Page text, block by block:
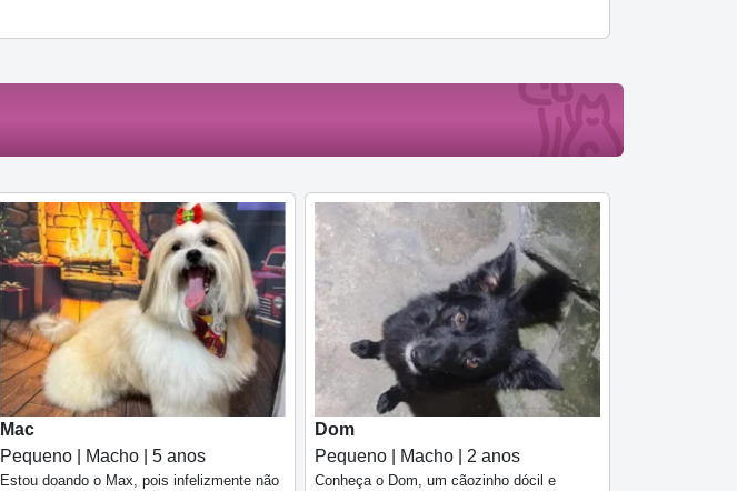
Mac
Pequeno | Macho | 5 anos
Estou doando o Max, pois infelizmente não
Dom
Pequeno | Macho | 2 anos
Conheça o Dom, um cãozinho dócil e